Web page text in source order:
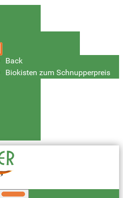
Back
Biokisten zum Schnupperpreis